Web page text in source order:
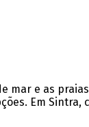
e as
Em